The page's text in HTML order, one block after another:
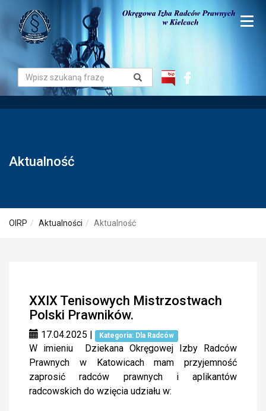
Aktualność
OIRP Aktualności Aktualność
XXIX Tenisowych Mistrzostwach
Polski Prawników.
17.04.2025 | Kategoria: Dla Radców
W imieniu Dziekana Okręgowej Izby Radców
Prawnych w Katowicach mam przyjemność
zaprosić radców prawnych i aplikantów
radcowskich do wzięcia udziału w: